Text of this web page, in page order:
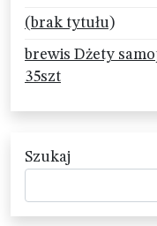
(brak tytułu)
brewis Dżety
35szt
Szukaj